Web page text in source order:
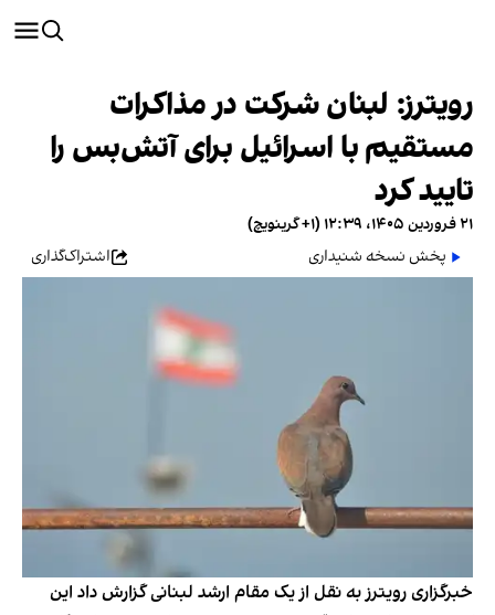
رویترز: لبنان شرکت در مذاکرات
مستقیم با اسرائیل برای آتش‌بس را
تایید کرد
۲۱ فروردین ۱۴۰۵، ۱۲:۳۹ (‎+۱ گرینویچ)
پخش نسخه شنیداری
اشتراک‌گذاری
خبرگزاری رویترز به نقل از یک مقام ارشد لبنانی گزارش داد این